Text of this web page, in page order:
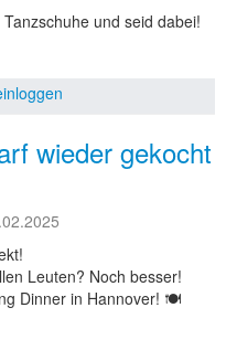
und seid dabei!
wieder gekocht
Leuten? Noch besser!
Dinner in Hannover! 🍽️